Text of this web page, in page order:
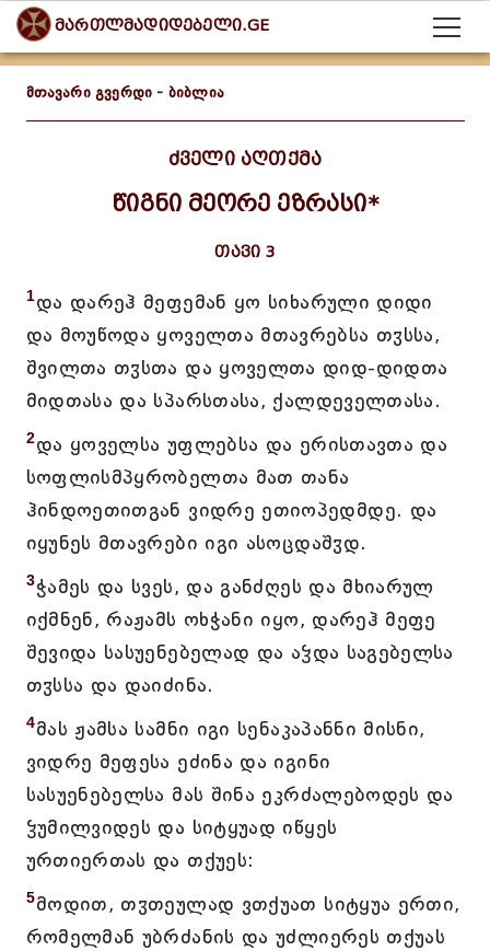
მართლმადიდებელი.GE
მთავარი გვერდი - ბიბლია
ძველი აღთქმა
წიგნი მეორე ეზრასი*
თავი 3
1და დარეჰ მეფემან ყო სიხარული დიდი
და მოუწოდა ყოველთა მთავრებსა თჳსსა,
შვილთა თჳსთა და ყოველთა დიდ-დიდთა
მიდთასა და სპარსთასა, ქალდეველთასა.
2და ყოველსა უფლებსა და ერისთავთა და
სოფლისმპყრობელთა მათ თანა
ჰინდოეთითგან ვიდრე ეთიოპედმდე. და
იყუნეს მთავრები იგი ასოცდაშჳდ.
3ჭამეს და სვეს, და განძღეს და მხიარულ
იქმნენ, რაჟამს ოხჭანი იყო, დარეჰ მეფე
შევიდა სასუენებელად და აჴდა საგებელსა
თჳსსა და დაიძინა.
4მას ჟამსა სამნი იგი სენაკაპანნი მისნი,
ვიდრე მეფესა ეძინა და იგინი
სასუენებელსა მას შინა ეკრძალებოდეს და
ჴუმილვიდეს და სიტყუად იწყეს
ურთიერთას და თქუეს:
5მოდით, თჳთეულად ვთქუათ სიტყუა ერთი,
რომელმან უბრძანის და უძლიერეს თქუას